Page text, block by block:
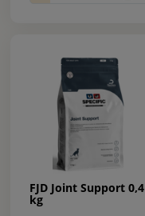
FJD Joint Support 0,4
kg